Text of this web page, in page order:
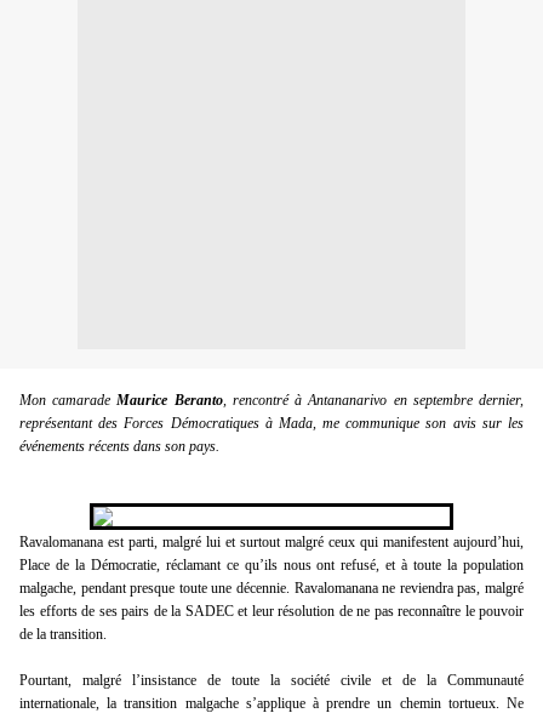
Mon camaradeMaurice Beranto, rencontré à Antananarivo en septembre dernier,
représentant des Forces Démocratiques à Mada, me communique son avis sur les
événements récents dans son pays.
Ravalomanana est parti, malgré lui et surtout malgré ceux qui manifestent aujourd’hui,
Place de la Démocratie, réclamant ce qu’ils nous ont refusé, et à toute la population
malgache, pendant presque toute une décennie. Ravalomanana ne reviendra pas, malgré
les efforts de ses pairs de la SADEC et leur résolution de ne pas reconnaître le pouvoir
de la transition.
Pourtant, malgré l’insistance de toute la société civile et de la Communauté
internationale, la transition malgache s’applique à prendre un chemin tortueux. Ne